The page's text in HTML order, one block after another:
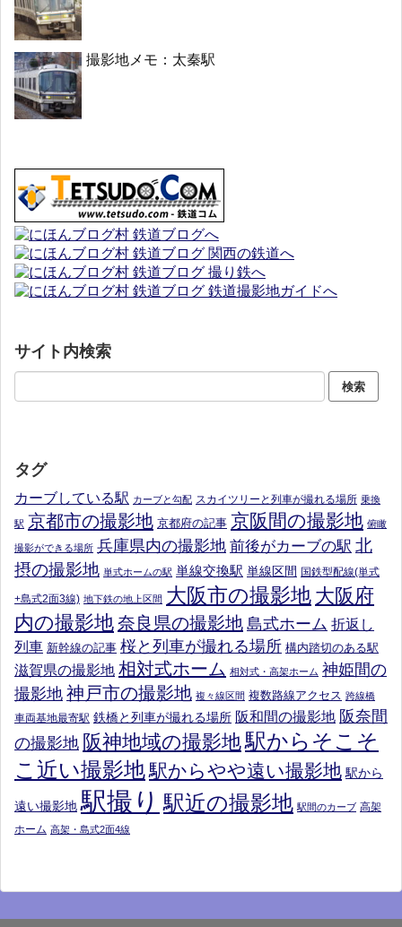
撮影地メモ：太秦駅
サイト内検索
タグ
カーブしている駅 カーブと勾配 スカイツリーと列車が撮れる場所 乗換
駅 京都市の撮影地 京都府の記事 京阪間の撮影地 俯瞰
撮影ができる場所 兵庫県内の撮影地 前後がカーブの駅 北
摂の撮影地 単式ホームの駅 単線交換駅 単線区間 国鉄型配線(単式
+島式2面3線) 地下鉄の地上区間 大阪市の撮影地 大阪府
内の撮影地奈良県の撮影地 島式ホーム 折返し
列車 新幹線の記事 桜と列車が撮れる場所 構内踏切のある駅
滋賀県の撮影地 相対式ホーム 相対式・高架ホーム 神姫間の
撮影地神戸市の撮影地 複々線区間 複数路線アクセス 跨線橋
車両基地最寄駅 鉄橋と列車が撮れる場所 阪和間の撮影地 阪奈間
の撮影地 阪神地域の撮影地駅からそこそ
こ近い撮影地駅からやや遠い撮影地 駅から
遠い撮影地 駅撮り 駅近の撮影地 駅間のカーブ 高架
ホーム 高架・島式2面4線